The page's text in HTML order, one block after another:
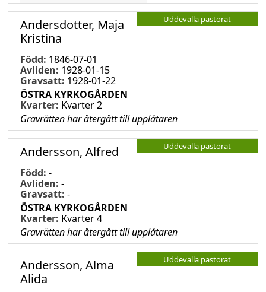
Uddevalla pastorat
Andersdotter, Maja
Kristina
Född: 1846-07-01
Avliden: 1928-01-15
Gravsatt: 1928-01-22
ÖSTRA KYRKOGÅRDEN
Kvarter: Kvarter 2
Gravrätten har återgått till upplåtaren
Uddevalla pastorat
Andersson, Alfred
Född: -
Avliden: -
Gravsatt: -
ÖSTRA KYRKOGÅRDEN
Kvarter: Kvarter 4
Gravrätten har återgått till upplåtaren
Uddevalla pastorat
Andersson, Alma
Alida